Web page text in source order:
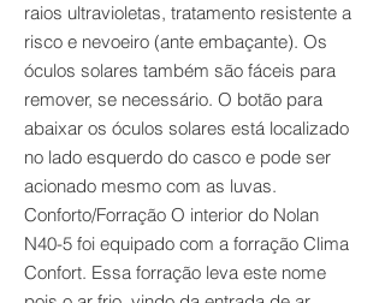
raios ultravioletas, tratamento resistente a
risco e nevoeiro (ante embaçante). Os
óculos solares também são fáceis para
remover, se necessário. O botão para
abaixar os óculos solares está localizado
no lado esquerdo do casco e pode ser
acionado mesmo com as luvas.
Conforto/Forração O interior do Nolan
N40-5 foi equipado com a forração Clima
Confort. Essa forração leva este nome